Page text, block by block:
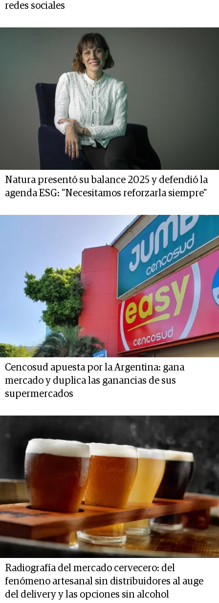
redes sociales
Natura presentó su balance 2025 y defendió la
agenda ESG: "Necesitamos reforzarla siempre"
Cencosud apuesta por la Argentina: gana
mercado y duplica las ganancias de sus
supermercados
Radiografía del mercado cervecero: del
fenómeno artesanal sin distribuidores al auge
del delivery y las opciones sin alcohol